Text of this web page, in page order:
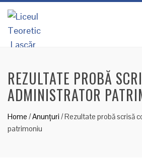
REZULTATE PROBĂ
ADMINISTRATOR
Home /Anunțuri /Rezultate probă scrisă
patrimoniu